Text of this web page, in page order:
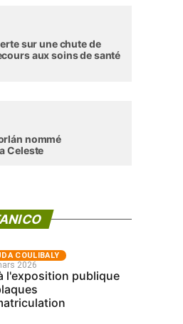
sur une chute de
aux soins de santé
nommé
Celeste
COULIBALY
2026
l'exposition publique